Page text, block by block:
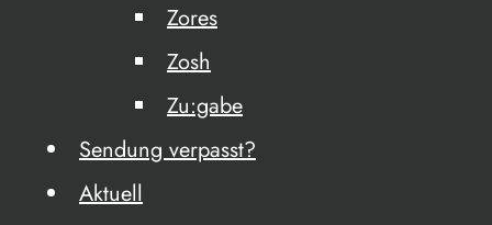
Zores
Zosh
Zu:gabe
Sendung verpasst?
Aktuell